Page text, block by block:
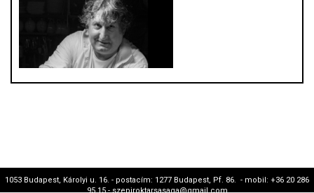
1053 Budapest, Károlyi u. 16. - postacím: 1277 Budapest, Pf. 86. - mobil: +36 20 286
95 15 - szepiroktarsasaga@gmail.com